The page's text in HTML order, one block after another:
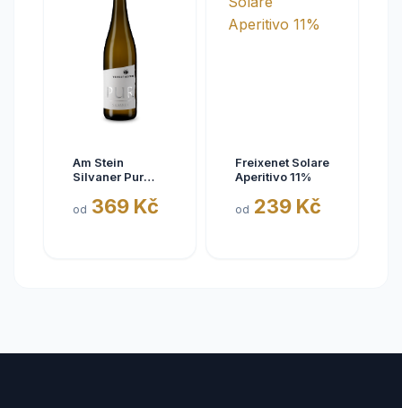
Am Stein
Silvaner Pur
od 369 Kč
Freixenet Solare
Aperitivo 11%
od 239 Kč